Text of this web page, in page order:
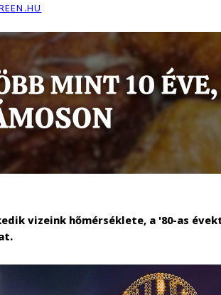
vizeink hőmérséklete, a '80-as